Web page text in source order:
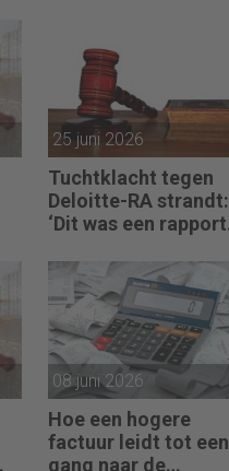
25 juni 2026
Tuchtklacht tegen
Deloitte-RA strandt:
‘Dit was een rapport
partijdeskundige’
08 juni 2026
Hoe een hogere
factuur leidt tot een
gang naar de